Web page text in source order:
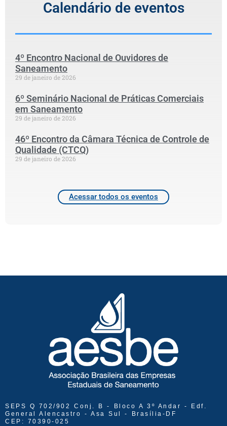
Calendário de eventos
4º Encontro Nacional de Ouvidores de
Saneamento
29 de janeiro de 2026
6º Seminário Nacional de Práticas Comerciais
em Saneamento
29 de janeiro de 2026
46º Encontro da Câmara Técnica de Controle de
Qualidade (CTCQ)
29 de janeiro de 2026
Acessar todos os eventos
SEPS Q 702/902 Conj. B - Bloco A 3º Andar - Edf.
General Alencastro - Asa Sul - Brasília-DF
CEP: 70390-025